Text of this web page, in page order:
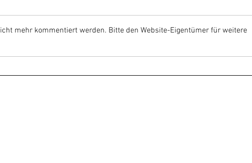
2021
von
mehr kommentiert werden. Bitte den Website-Eigentümer für weitere